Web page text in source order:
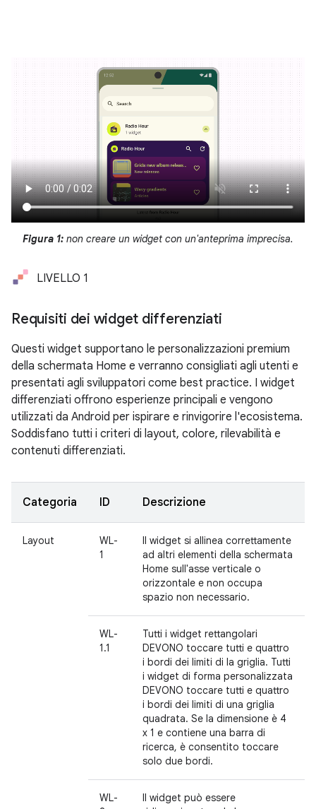
Figura 1: non creare un widget con un'anteprima imprecisa.
LIVELLO 1
Requisiti dei widget differenziati
Questi widget supportano le personalizzazioni premium
della schermata Home e verranno consigliati agli utenti e
presentati agli sviluppatori come best practice. I widget
differenziati offrono esperienze principali e vengono
utilizzati da Android per ispirare e rinvigorire l'ecosistema.
Soddisfano tutti i criteri di layout, colore, rilevabilità e
contenuti differenziati.
Categoria ID Descrizione
Layout
WL-
1
Il widget si allinea correttamente
ad altri elementi della schermata
Home sull'asse verticale o
orizzontale e non occupa
spazio non necessario.
WL-
1.1
Tutti i widget rettangolari
DEVONO toccare tutti e quattro
i bordi dei limiti di la griglia. Tutti
i widget di forma personalizzata
DEVONO toccare tutti e quattro
i bordi dei limiti di una griglia
quadrata. Se la dimensione è 4
x 1 e contiene una barra di
ricerca, è consentito toccare
solo due bordi.
WL-
Il widget può essere